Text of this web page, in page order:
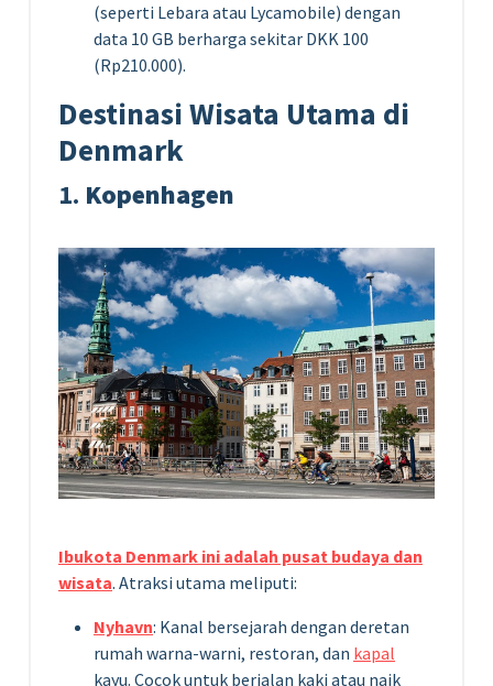
(seperti Lebara atau Lycamobile) dengan
data 10 GB berharga sekitar DKK 100
(Rp210.000).
Destinasi Wisata Utama di
Denmark
1. Kopenhagen
Ibukota Denmark ini adalah pusat budaya dan
wisata. Atraksi utama meliputi:
Nyhavn: Kanal bersejarah dengan deretan
rumah warna-warni, restoran, dan kapal
kayu. Cocok untuk berjalan kaki atau naik